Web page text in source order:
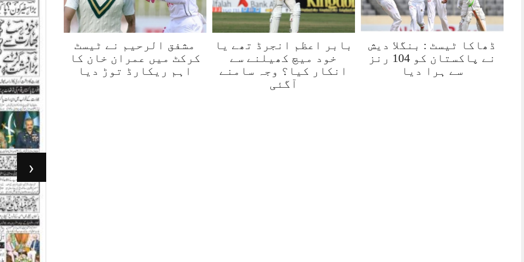
ڈھاکا ٹیسٹ : بنگلا دیش
نے پاکستان کو 104 رنز
سے ہرا دیا
بابر اعظم انجرڈ تھے یا
خود میچ کھیلنے سے
انکار کیا؟ وجہ سامنے
آگئی
مشفق الرحیم نے ٹیسٹ
کرکٹ میں عمران خان کا
اہم ریکارڈ توڑ دیا
‹